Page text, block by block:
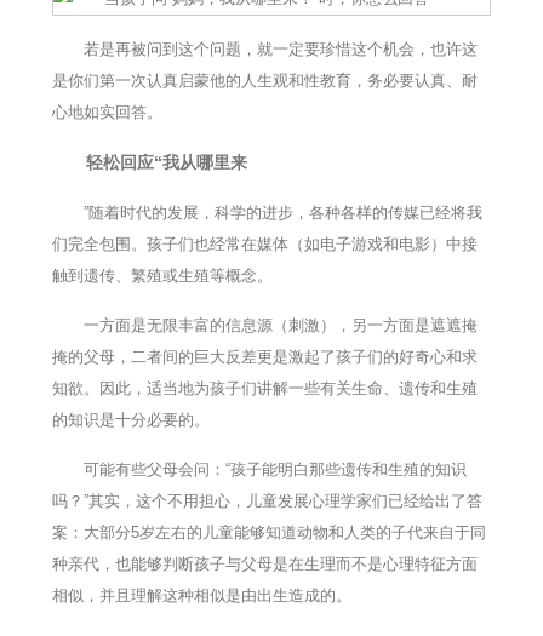
若是再被问到这个问题，就一定要珍惜这个机会，也许这
是你们第一次认真启蒙他的人生观和性教育，务必要认真、耐
心地如实回答。
轻松回应“我从哪里来
”随着时代的发展，科学的进步，各种各样的传媒已经将我
们完全包围。孩子们也经常在媒体（如电子游戏和电影）中接
触到遗传、繁殖或生殖等概念。
一方面是无限丰富的信息源（刺激），另一方面是遮遮掩
掩的父母，二者间的巨大反差更是激起了孩子们的好奇心和求
知欲。因此，适当地为孩子们讲解一些有关生命、遗传和生殖
的知识是十分必要的。
可能有些父母会问：“孩子能明白那些遗传和生殖的知识
吗？”其实，这个不用担心，儿童发展心理学家们已经给出了答
案：大部分5岁左右的儿童能够知道动物和人类的子代来自于同
种亲代，也能够判断孩子与父母是在生理而不是心理特征方面
相似，并且理解这种相似是由出生造成的。